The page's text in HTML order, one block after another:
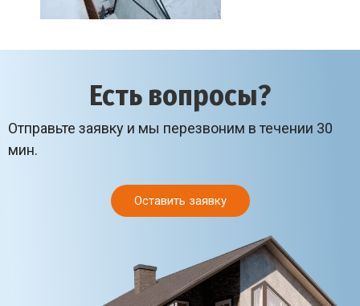
Есть вопросы?
Отправьте заявку и мы перезвоним в течении 30
мин.
Оставить заявку